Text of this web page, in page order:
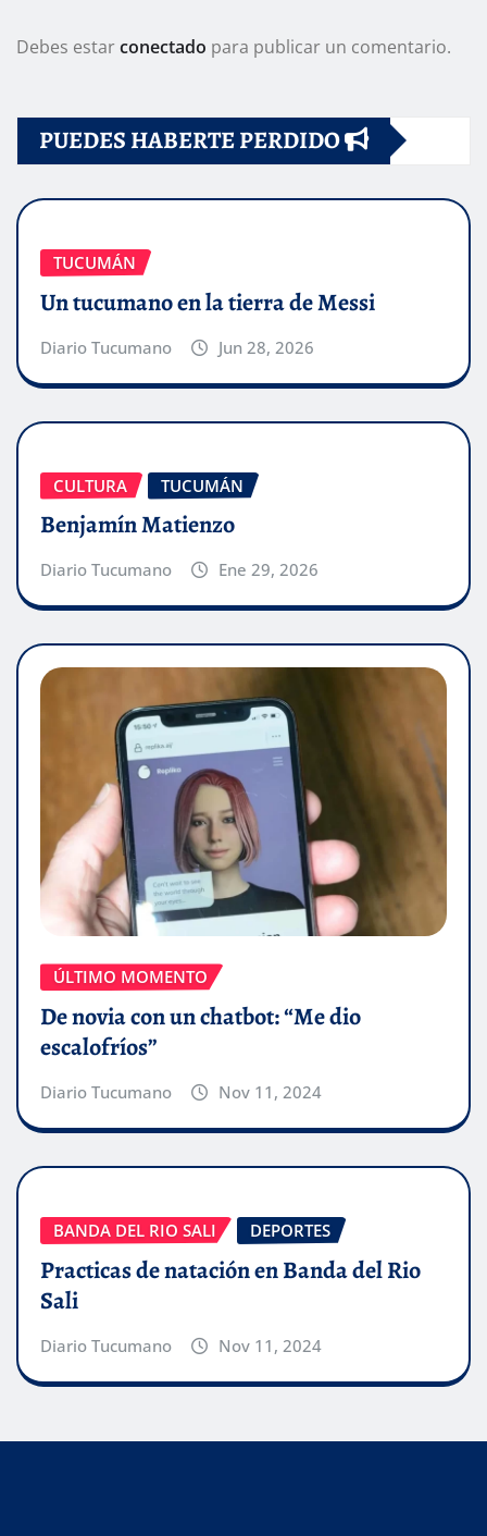
Debes estarconectado para publicar un comentario.
PUEDES HABERTE PERDIDO
TUCUMÁN
Un tucumano en la tierra de Messi
Diario Tucumano Jun 28, 2026
CULTURA TUCUMÁN
Benjamín Matienzo
Diario Tucumano Ene 29, 2026
ÚLTIMO MOMENTO
De novia con un chatbot: “Me dio
escalofríos”
Diario Tucumano Nov 11, 2024
BANDA DEL RIO SALI DEPORTES
Practicas de natación en Banda del Rio
Sali
Diario Tucumano Nov 11, 2024